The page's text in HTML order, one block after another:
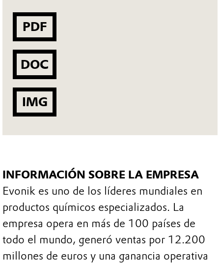
PDF
DOC
IMG
INFORMACIÓN SOBRE LA EMPRESA
Evonik es uno de los líderes mundiales en
productos químicos especializados. La
empresa opera en más de 100 países de
todo el mundo, generó ventas por 12.200
millones de euros y una ganancia operativa